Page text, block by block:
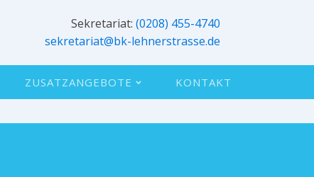
Sekretariat: (0208) 455-4740
sekretariat@bk-lehnerstrasse.de
ZUSATZANGEBOTE KONTAKT